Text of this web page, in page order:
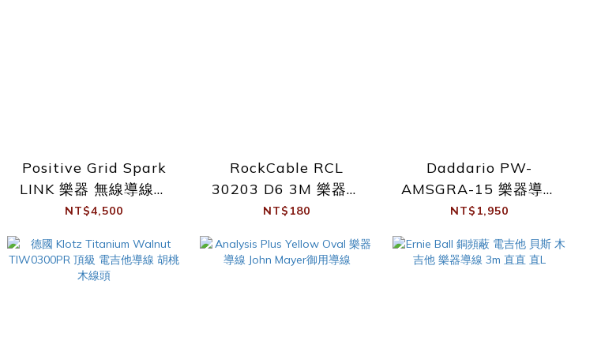
Positive Grid Spark
LINK 樂器 無線導線系
統
NT$4,500
RockCable RCL
30203 D6 3M 樂器導
線
NT$180
Daddario PW-
AMSGRA-15 樂器導線
15呎 直L
NT$1,950